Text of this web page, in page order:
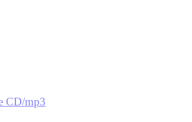
CD/mp3